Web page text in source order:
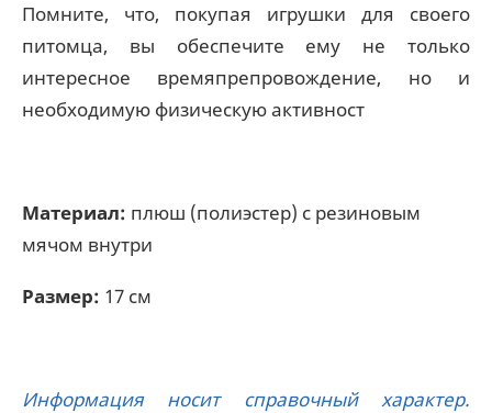
Помните, что, покупая игрушки для своего
питомца, вы обеспечите ему не только
интересное времяпрепровождение, но и
необходимую физическую активност
Материал: плюш (полиэстер) с резиновым
мячом внутри
Размер: 17 см
Информация носит справочный характер.